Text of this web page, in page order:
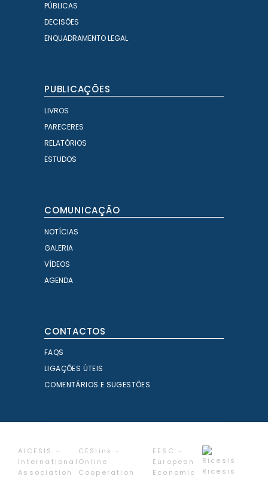
PÚBLICAS
DECISÕES
ENQUADRAMENTO LEGAL
PUBLICAÇÕES
LIVROS
PARECERES
RELATÓRIOS
ESTUDOS
COMUNICAÇÃO
NOTÍCIAS
GALERIA
VÍDEOS
AGENDA
CONTACTOS
FAQS
LIGAÇÕES ÚTEIS
COMENTÁRIOS E SUGESTÕES
AICESIS –
International
Association
CESlink –
Online
Cooperation
EESC –
European
Economic
Ricesis